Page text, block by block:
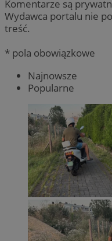
Komentarze są
Wydawca portalu nie
treść.
* pola obowiązkowe
Najnowsze
Popularne